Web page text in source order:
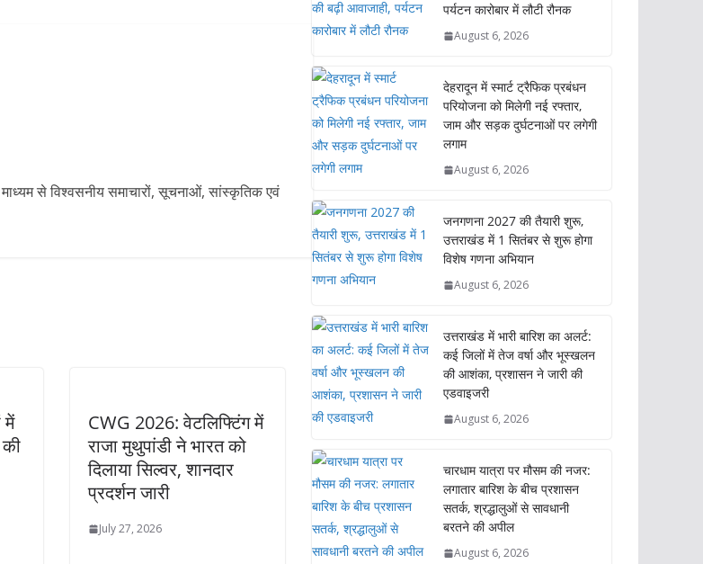
से विश्वसनीय समाचारों, सूचनाओं, सांस्कृतिक एवं
में
की
CWG 2026: वेटलिफ्टिंग में
राजा मुथुपांडी ने भारत को
दिलाया सिल्वर, शानदार
प्रदर्शन जारी
July 27, 2026
पर्यटन कारोबार में लौटी रौनक
August 6, 2026
देहरादून में स्मार्ट ट्रैफिक प्रबंधन
परियोजना को मिलेगी नई रफ्तार,
जाम और सड़क दुर्घटनाओं पर लगेगी
लगाम
August 6, 2026
जनगणना 2027 की तैयारी शुरू,
उत्तराखंड में 1 सितंबर से शुरू होगा
विशेष गणना अभियान
August 6, 2026
उत्तराखंड में भारी बारिश का अलर्ट:
कई जिलों में तेज वर्षा और भूस्खलन
की आशंका, प्रशासन ने जारी की
एडवाइजरी
August 6, 2026
चारधाम यात्रा पर मौसम की नजर:
लगातार बारिश के बीच प्रशासन
सतर्क, श्रद्धालुओं से सावधानी
बरतने की अपील
August 6, 2026